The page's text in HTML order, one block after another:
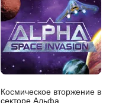
Космическое вторжение в
секторе Альфа